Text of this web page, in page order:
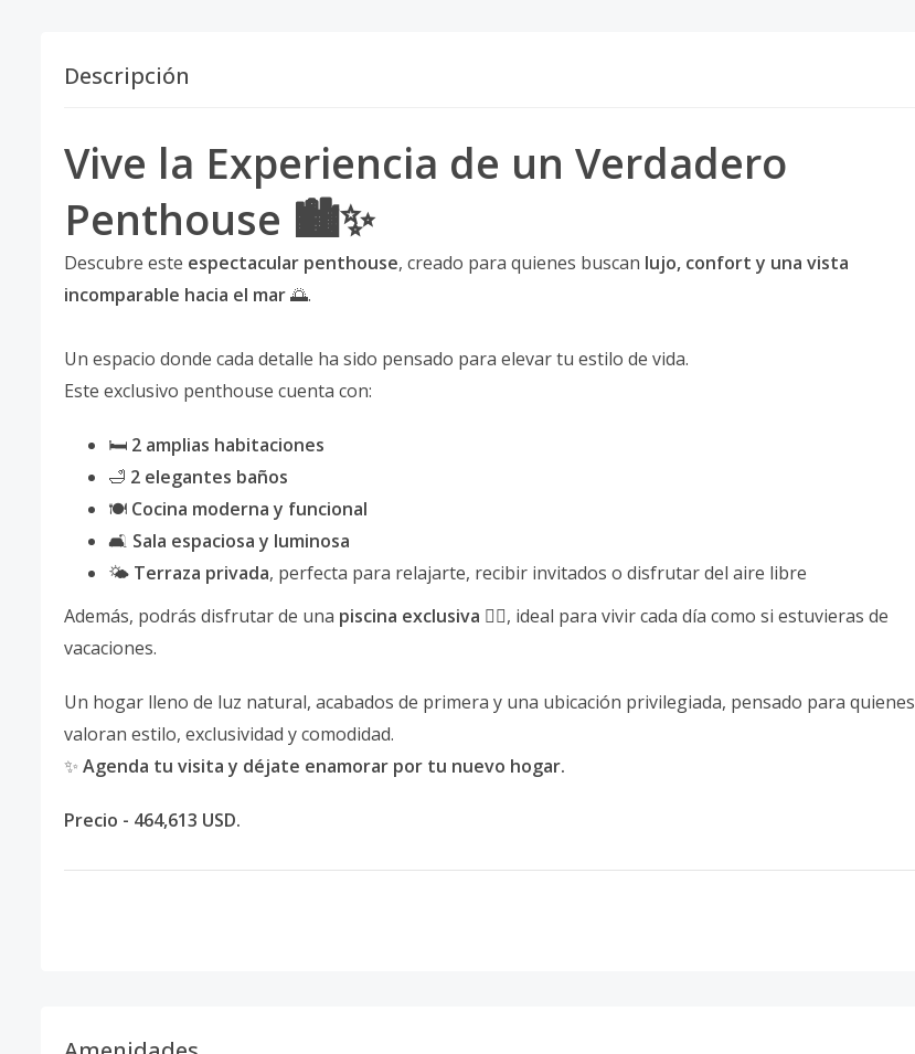
Descripción
Vive la Experiencia de un Verdadero
Penthouse 🏙️✨
Descubre este espectacular penthouse, creado para quienes buscan lujo, confort y una vista
incomparable hacia el mar🌅.
Un espacio donde cada detalle ha sido pensado para elevar tu estilo de vida.
Este exclusivo penthouse cuenta con:
🛏️ 2 amplias habitaciones
🛁 2 elegantes baños
🍽️ Cocina moderna y funcional
🛋️ Sala espaciosa y luminosa
🌤️ Terraza privada, perfecta para relajarte, recibir invitados o disfrutar del aire libre
Además, podrás disfrutar de una piscina exclusiva 🏊‍♂️, ideal para vivir cada día como si estuvieras de
vacaciones.
Un hogar lleno de luz natural, acabados de primera y una ubicación privilegiada, pensado para quienes
valoran estilo, exclusividad y comodidad.
✨ Agenda tu visita y déjate enamorar por tu nuevo hogar.
Precio - 464,613 USD.